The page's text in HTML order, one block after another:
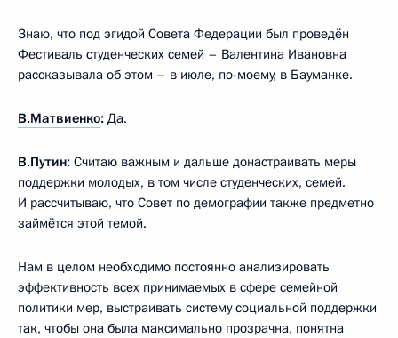
Знаю, что под эгидой Совета Федерации был проведён
Фестиваль студенческих семей – Валентина Ивановна
рассказывала об этом – в июле, по-моему, в Бауманке.
В.Матвиенко: Да.
В.Путин: Считаю важным и дальше донастраивать меры
поддержки молодых, в том числе студенческих, семей.
И рассчитываю, что Совет по демографии также предметно
займётся этой темой.
Нам в целом необходимо постоянно анализировать
эффективность всех принимаемых в сфере семейной
политики мер, выстраивать систему социальной поддержки
так, чтобы она была максимально прозрачна, понятна